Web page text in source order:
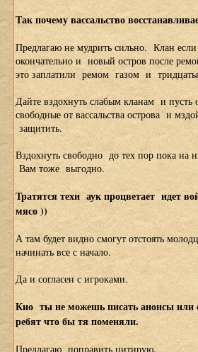
Так почему вассальство
Предлагаю не мудрить сильно. Клан если
окончательно и новый остров после
это заплатили ремом газом и
Дайте вздохнуть слабым кланам и
свободные от вассальства острова и
защитить.
Вздохнуть свободно до тех пор пока на
Вам тоже выгодно.
Тратятся техи аук процветает идет
мясо ))
А там будет видно смогут отстоять
начинать все с начало.
Да и согласен с игроками.
Кио ты не можешь писать анонсы или
ребят что бы тя поменяли.
Предлагаю поправить цитирую.